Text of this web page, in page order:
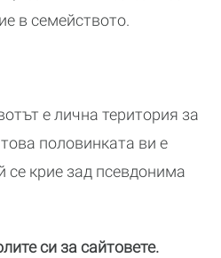
в семейството.
е лична територия за
половинката ви е
се крие зад псевдонима
си за сайтовете.